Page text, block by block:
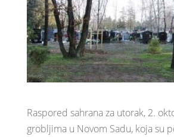
Raspored sahrana za utorak, 2.
grobljima u Novom Sadu, koja su